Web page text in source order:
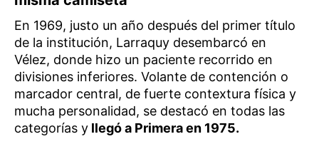
En 1969, justo un año después del primer título
de la institución, Larraquy desembarcó en
Vélez, donde hizo un paciente recorrido en
divisiones inferiores. Volante de contención o
marcador central, de fuerte contextura física y
mucha personalidad, se destacó en todas las
categorías y llegó a Primera en 1975.